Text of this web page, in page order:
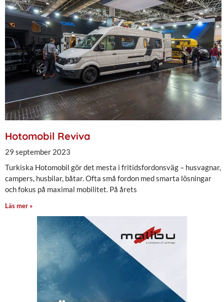
Hotomobil Reviva
29 september 2023
Turkiska Hotomobil gör det mesta i fritidsfordonsväg – husvagnar,
campers, husbilar, båtar. Ofta små fordon med smarta lösningar
och fokus på maximal mobilitet. På årets
Läs mer »